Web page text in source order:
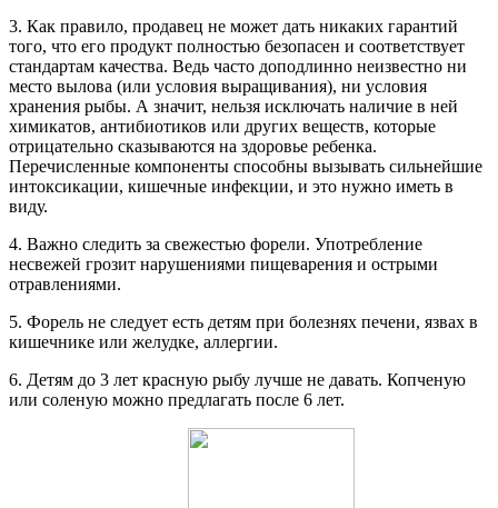
3. Как правило, продавец не может дать никаких гарантий
того, что его продукт полностью безопасен и соответствует
стандартам качества. Ведь часто доподлинно неизвестно ни
место вылова (или условия выращивания), ни условия
хранения рыбы. А значит, нельзя исключать наличие в ней
химикатов, антибиотиков или других веществ, которые
отрицательно сказываются на здоровье ребенка.
Перечисленные компоненты способны вызывать сильнейшие
интоксикации, кишечные инфекции, и это нужно иметь в
виду.
4. Важно следить за свежестью форели. Употребление
несвежей грозит нарушениями пищеварения и острыми
отравлениями.
5. Форель не следует есть детям при болезнях печени, язвах в
кишечнике или желудке, аллергии.
6. Детям до 3 лет красную рыбу лучше не давать. Копченую
или соленую можно предлагать после 6 лет.